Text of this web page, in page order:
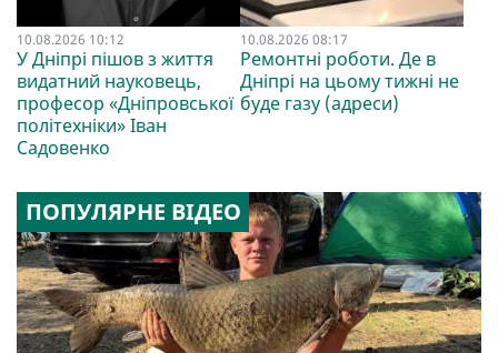
10.08.2026 10:12
У Дніпрі пішов з життя
видатний науковець,
професор «Дніпровської
політехніки» Іван
Садовенко
10.08.2026 08:17
Ремонтні роботи. Де в
Дніпрі на цьому тижні не
буде газу (адреси)
ПОПУЛЯРНЕ ВІДЕО